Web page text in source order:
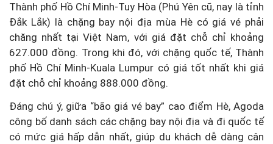
Thành phố Hồ Chí Minh-Tuy Hòa (Phú Yên cũ, nay là tỉnh
Đắk Lắk) là chặng bay nội địa mùa Hè có giá vé phải
chăng nhất tại Việt Nam, với giá đặt chỗ chỉ khoảng
627.000 đồng. Trong khi đó, với chặng quốc tế, Thành
phố Hồ Chí Minh-Kuala Lumpur có giá tốt nhất khi giá
đặt chỗ chỉ khoảng 888.000 đồng.
Đáng chú ý, giữa “bão giá vé bay” cao điểm Hè, Agoda
công bố danh sách các chặng bay nội địa và đi quốc tế
có mức giá hấp dẫn nhất, giúp du khách dễ dàng cân